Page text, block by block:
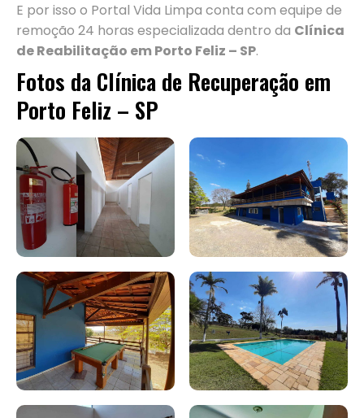
E por isso o Portal Vida Limpa conta com equipe de
remoção 24 horas especializada dentro da Clínica
de Reabilitação em Porto Feliz – SP.
Fotos da Clínica de Recuperação em
Porto Feliz – SP